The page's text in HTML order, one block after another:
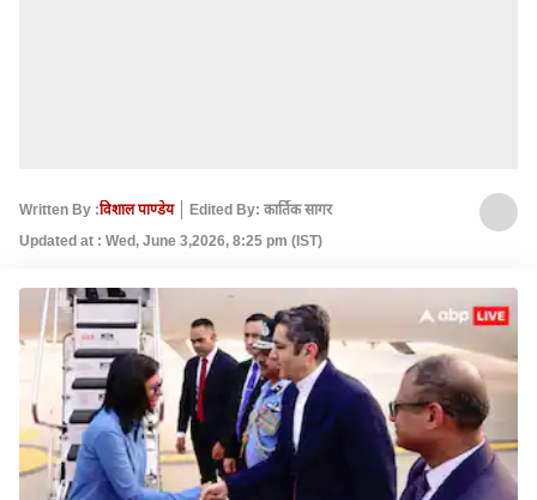
Written By :विशाल पाण्डेय
Edited By: कार्तिक सागर
Updated at : Wed, June 3,2026, 8:25 pm (IST)